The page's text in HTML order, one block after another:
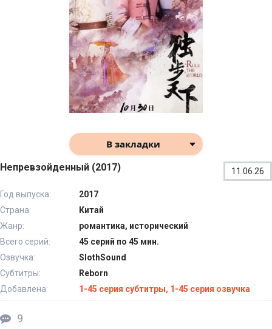
В закладки
Непревзойденный (2017) 11.06.26
Год выпуска:
2017
Страна:
Китай
Жанр:
романтика, исторический
Всего серий:
45 серий по 45 мин.
Озвучка:
SlothSound
Субтитры:
Reborn
Добавлена:
1-45 серия субтитры, 1-45 серия озвучка
9